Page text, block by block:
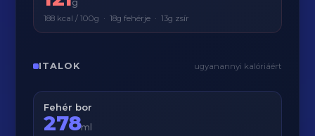
g
188 kcal / 100g · 18g fehérje · 13g zsír
ITALOK ugyanannyi kalóriáért
Fehér bor
278ml